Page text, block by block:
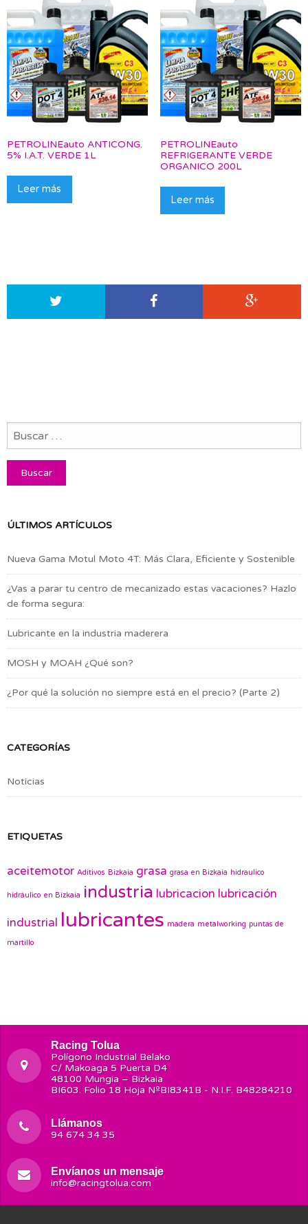
PETROLINEauto ANTICONG.
5% I.A.T. VERDE 1L
Leer más
PETROLINEauto
REFRIGERANTE VERDE
ORGANICO 200L
Leer más
ÚLTIMOS ARTÍCULOS
Nueva Gama Motul Moto 4T: Más Clara, Eficiente y Sostenible
¿Vas a parar tu centro de mecanizado estas vacaciones? Hazlo
de forma segura:
Lubricante en la industria maderera
MOSH y MOAH ¿Qué son?
¿Por qué la solución no siempre está en el precio? (Parte 2)
CATEGORÍAS
Noticias
ETIQUETAS
aceitemotor Aditivos Bizkaia grasa grasa en Bizkaia hidraulico
hidráulico en Bizkaia industria lubricacion lubricación
industrial lubricantes madera metalworking puntas de
martillo
Racing Tolua
Polígono Industrial Belako
C/ Makoaga 5 Puerta D4
48100 Mungia – Bizkaia
BI603. Folio 18 Hoja NºBI8341B - N.I.F. B48284210
Llámanos
94 674 34 35
Envíanos un mensaje
info@racingtolua.com